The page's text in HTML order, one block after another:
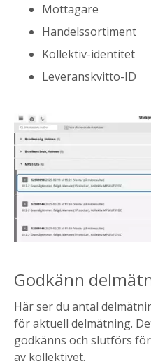
Mottagare
Handelssortiment
Kollektiv-identitet
Leveranskvitto-ID
Godkänn
Här ser du antal
för aktuell delmätning.
godkänns och slutförs
av kollektivet.